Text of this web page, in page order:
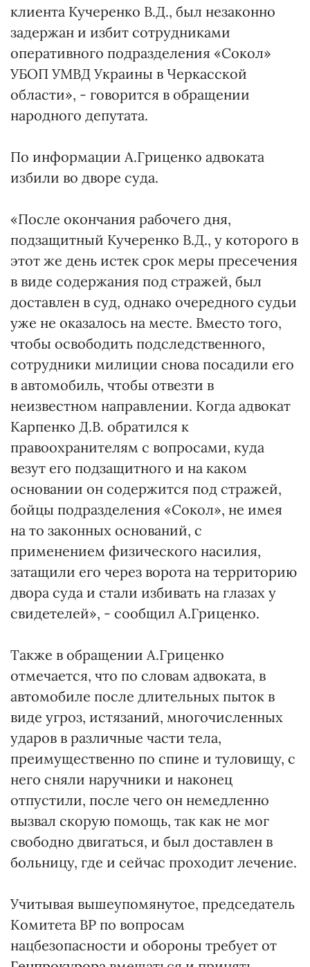
клиента Кучеренко В.Д., был незаконно
задержан и избит сотрудниками
оперативного подразделения «Сокол»
УБОП УМВД Украины в Черкасской
области», - говорится в обращении
народного депутата.
По информации А.Гриценко адвоката
избили во дворе суда.
«После окончания рабочего дня,
подзащитный Кучеренко В.Д., у которого в
этот же день истек срок меры пресечения
в виде содержания под стражей, был
доставлен в суд, однако очередного судьи
уже не оказалось на месте. Вместо того,
чтобы освободить подследственного,
сотрудники милиции снова посадили его
в автомобиль, чтобы отвезти в
неизвестном направлении. Когда адвокат
Карпенко Д.В. обратился к
правоохранителям с вопросами, куда
везут его подзащитного и на каком
основании он содержится под стражей,
бойцы подразделения «Сокол», не имея
на то законных оснований, с
применением физического насилия,
затащили его через ворота на территорию
двора суда и стали избивать на глазах у
свидетелей», - сообщил А.Гриценко.
Также в обращении А.Гриценко
отмечается, что по словам адвоката, в
автомобиле после длительных пыток в
виде угроз, истязаний, многочисленных
ударов в различные части тела,
преимущественно по спине и туловищу, с
него сняли наручники и наконец
отпустили, после чего он немедленно
вызвал скорую помощь, так как не мог
свободно двигаться, и был доставлен в
больницу, где и сейчас проходит лечение.
Учитывая вышеупомянутое, председатель
Комитета ВР по вопросам
нацбезопасности и обороны требует от